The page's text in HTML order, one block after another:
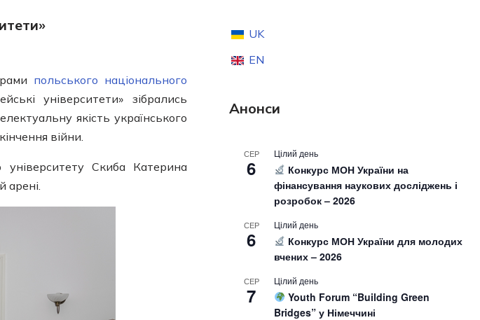
польського національного
університети» зібрались
якість українського
війни.
університету Скиба Катерина
арені.
UK
EN
Анонси
СЕР
6
Цілий день
Конкурс МОН України на
фінансування наукових досліджень і
розробок – 2026
СЕР
6
Цілий день
Конкурс МОН України для молодих
вчених – 2026
СЕР
7
Цілий день
Youth Forum “Building Green
Bridges” у Німеччині